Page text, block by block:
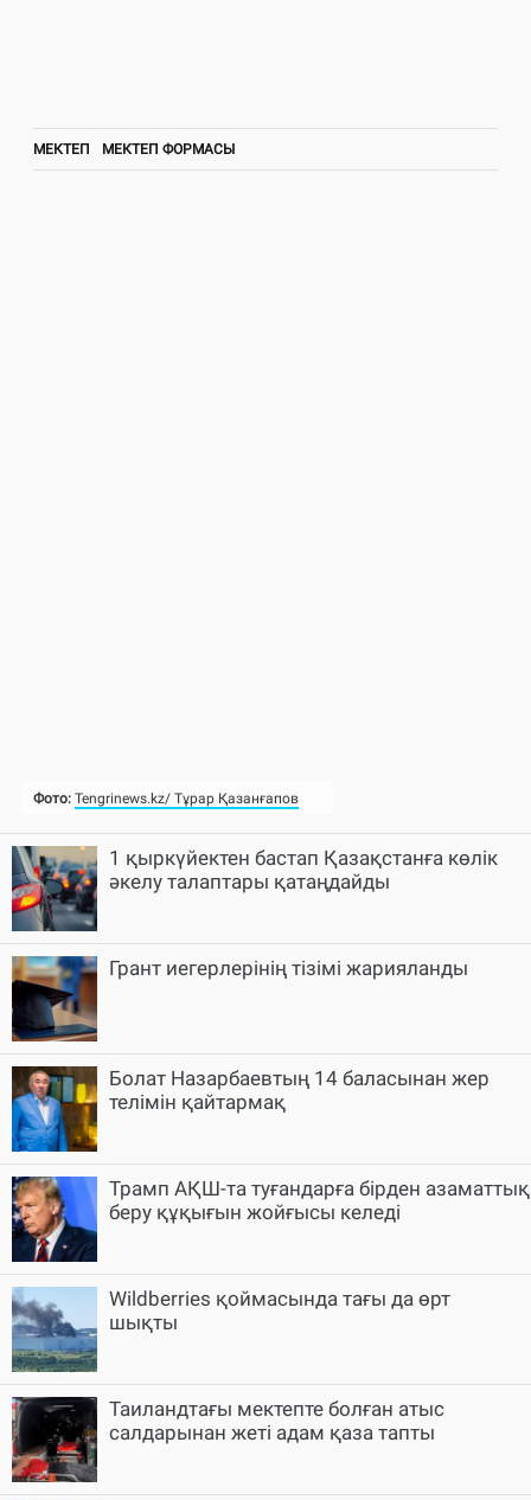
1 қыркүйектен бастап Қазақстанға көлік
әкелу талаптары қатаңдайды
Грант иегерлерінің тізімі жарияланды
Болат Назарбаевтың 14 баласынан жер
телімін қайтармақ
Трамп АҚШ-та туғандарға бірден азаматтық
беру құқығын жойғысы келеді
Wildberries қоймасында тағы да өрт
шықты
Таиландтағы мектепте болған атыс
салдарынан жеті адам қаза тапты